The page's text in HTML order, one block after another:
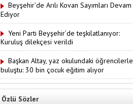
Beyşehir’de Arılı Kovan Sayımları Devam
Ediyor
Yeni Parti Beyşehir’de teşkilatlanıyor:
Kuruluş dilekçesi verildi
Başkan Altay, yaz okulundaki öğrencilerle
buluştu: 30 bin çocuk eğitim alıyor
Özlü Sözler